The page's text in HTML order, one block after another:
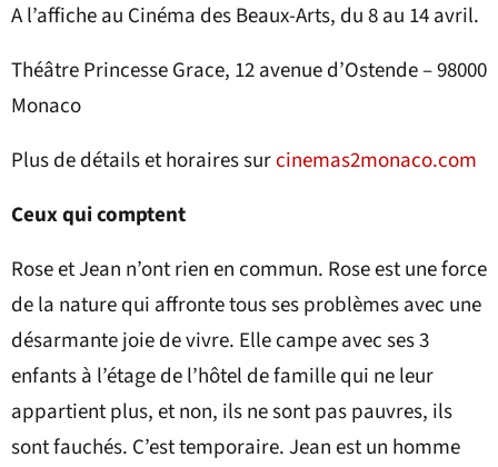
A l’affiche au Cinéma des Beaux-Arts, du 8 au 14 avril.
Théâtre Princesse Grace, 12 avenue d’Ostende – 98000
Monaco
Plus de détails et horaires surcinemas2monaco.com
Ceux qui comptent
Rose et Jean n’ont rien en commun. Rose est une force
de la nature qui affronte tous ses problèmes avec une
désarmante joie de vivre. Elle campe avec ses 3
enfants à l’étage de l’hôtel de famille qui ne leur
appartient plus, et non, ils ne sont pas pauvres, ils
sont fauchés. C’est temporaire. Jean est un homme